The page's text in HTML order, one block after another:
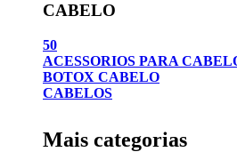
CABELO
50
ACESSORIOS PARA
BOTOX CABELO
CABELOS
Mais categorias